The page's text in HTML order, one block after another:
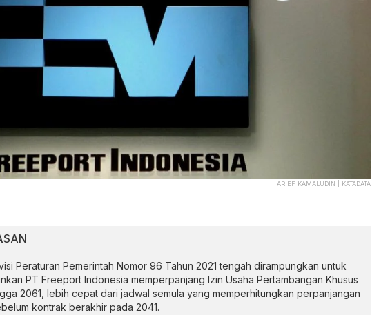
ARIEF KAMALUDIN | KATADATA
Peraturan Pemerintah Nomor 96 Tahun 2021 tengah dirampungkan untuk
PT Freeport Indonesia memperpanjang Izin Usaha Pertambangan Khusus
2061, lebih cepat dari jadwal semula yang memperhitungkan perpanjangan
kontrak berakhir pada 2041.